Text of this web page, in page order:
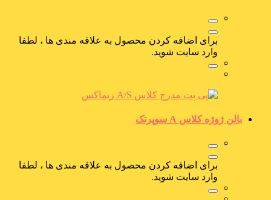
برای اضافه کردن محصول به علاقه مندی ها ، لطفا
وارد سایت شوید.
بالن ژوژه کلاس A سوپرتک
برای اضافه کردن محصول به علاقه مندی ها ، لطفا
وارد سایت شوید.